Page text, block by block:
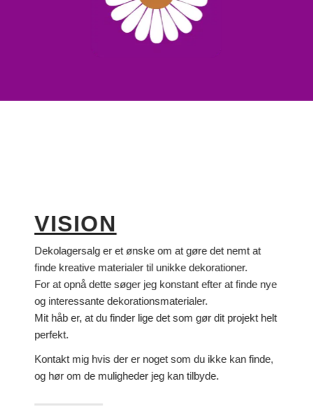
VISION
Dekolagersalg er et ønske om at gøre det nemt at
finde kreative materialer til unikke dekorationer.
For at opnå dette søger jeg konstant efter at finde nye
og interessante dekorationsmaterialer.
Mit håb er, at du finder lige det som gør dit projekt helt
perfekt.
Kontakt mig hvis der er noget som du ikke kan finde,
og hør om de muligheder jeg kan tilbyde.